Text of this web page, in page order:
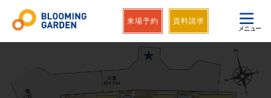
来場予約 資料請求
メニュー